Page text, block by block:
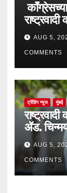
काँग्रेसच्या
AUG 5,
COMMENTS
ट्रेंडिंग न्यूज मुंबई
राष्ट्रवादी
ॲड.
AUG 5,
COMMENTS